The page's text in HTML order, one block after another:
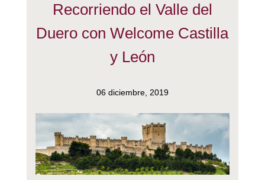
Recorriendo el Valle del
Duero con Welcome Castilla
y León
06 diciembre, 2019